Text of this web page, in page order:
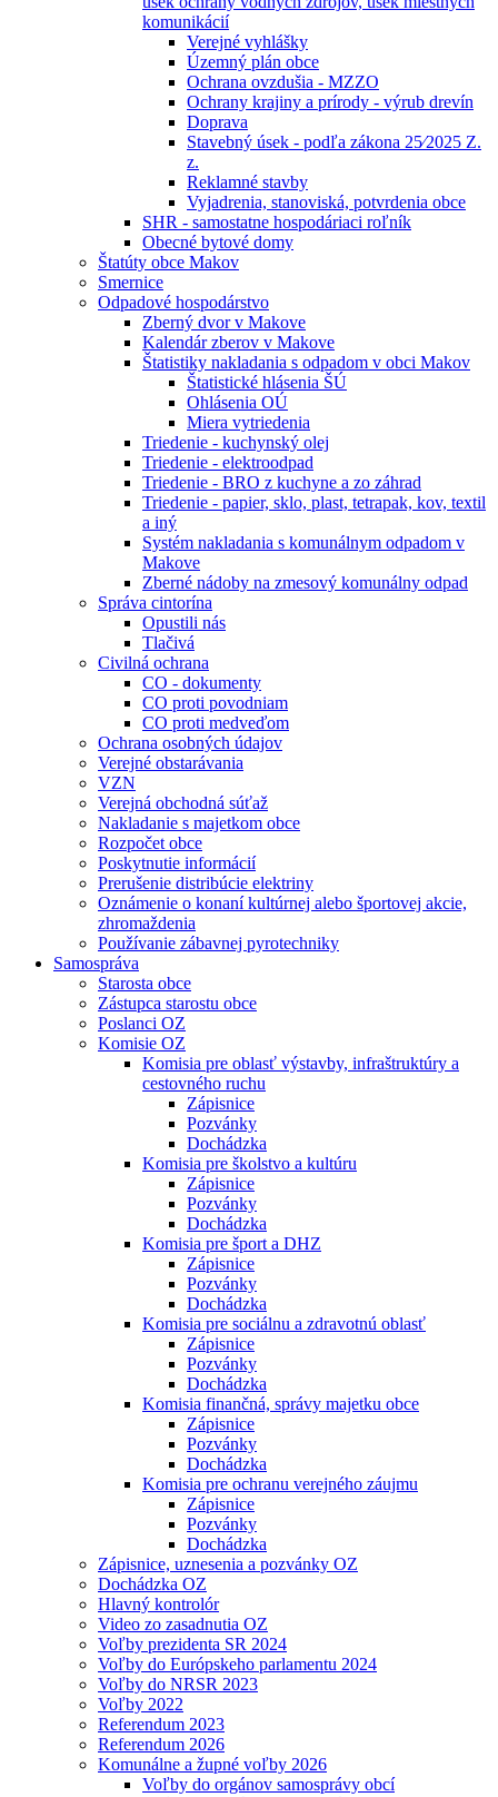
komunikácií
Verejné vyhlášky
Územný plán obce
Ochrana ovzdušia - MZZO
Ochrany krajiny a prírody - výrub drevín
Doprava
Stavebný úsek - podľa zákona 25⁄2025 Z.
z.
Reklamné stavby
Vyjadrenia, stanoviská, potvrdenia obce
SHR - samostatne hospodáriaci roľník
Obecné bytové domy
Štatúty obce Makov
Smernice
Odpadové hospodárstvo
Zberný dvor v Makove
Kalendár zberov v Makove
Štatistiky nakladania s odpadom v obci Makov
Štatistické hlásenia ŠÚ
Ohlásenia OÚ
Miera vytriedenia
Triedenie - kuchynský olej
Triedenie - elektroodpad
Triedenie - BRO z kuchyne a zo záhrad
Triedenie - papier, sklo, plast, tetrapak, kov, textil
a iný
Systém nakladania s komunálnym odpadom v
Makove
Zberné nádoby na zmesový komunálny odpad
Správa cintorína
Opustili nás
Tlačivá
Civilná ochrana
CO - dokumenty
CO proti povodniam
CO proti medveďom
Ochrana osobných údajov
Verejné obstarávania
VZN
Verejná obchodná súťaž
Nakladanie s majetkom obce
Rozpočet obce
Poskytnutie informácií
Prerušenie distribúcie elektriny
Oznámenie o konaní kultúrnej alebo športovej akcie,
zhromaždenia
Používanie zábavnej pyrotechniky
Samospráva
Starosta obce
Zástupca starostu obce
Poslanci OZ
Komisie OZ
Komisia pre oblasť výstavby, infraštruktúry a
cestovného ruchu
Zápisnice
Pozvánky
Dochádzka
Komisia pre školstvo a kultúru
Zápisnice
Pozvánky
Dochádzka
Komisia pre šport a DHZ
Zápisnice
Pozvánky
Dochádzka
Komisia pre sociálnu a zdravotnú oblasť
Zápisnice
Pozvánky
Dochádzka
Komisia finančná, správy majetku obce
Zápisnice
Pozvánky
Dochádzka
Komisia pre ochranu verejného záujmu
Zápisnice
Pozvánky
Dochádzka
Zápisnice, uznesenia a pozvánky OZ
Dochádzka OZ
Hlavný kontrolór
Video zo zasadnutia OZ
Voľby prezidenta SR 2024
Voľby do Európskeho parlamentu 2024
Voľby do NRSR 2023
Voľby 2022
Referendum 2023
Referendum 2026
Komunálne a župné voľby 2026
Voľby do orgánov samosprávy obcí